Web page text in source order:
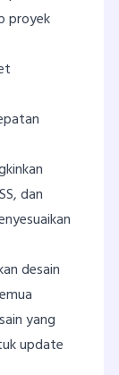
proyek
dan
desain
yang
update